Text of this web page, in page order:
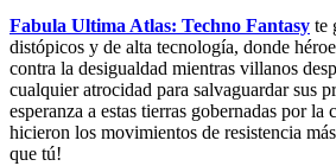
Fabula Ultima Atlas: Techno Fantasy te
distópicos y de alta tecnología, donde
contra la desigualdad mientras villanos
cualquier atrocidad para salvaguardar sus
esperanza a estas tierras gobernadas por
hicieron los movimientos de resistencia
que tú!